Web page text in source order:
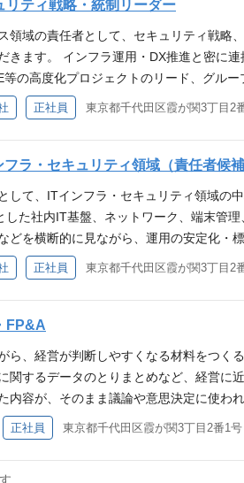
が可能です。 求める人物像 ・事業と資
・社内外の関係者と円滑にコミュニケー
経営に近いポジションで価値創出に関
固定観念に固執せず、柔軟性と行動力を
事業計画、財務モデル、KPI構築の経験
レーションに携わった経験 求める人物
高い方 ・海外のフィールドで飛躍的な成
ジは「変化を起こす側へ、回れ。」 変
リティ戦略・統制リーダー
領域の責任者として、セキュリティ戦略
きます。 インフラ運用・DX推進と密に
の高度化プロジェクトのリード、グル
ガバナンスの全体方針、ロードマップ
メント結果を踏まえた改善計画の策定、
の推進（要件定義、ベンダー選定、設
ュー、委任設計） ・ログ／監視、インシ
クラウド利用、委託先管理、例外承認）
運用ルール、証跡） ・セキュリティレビ
セス） ・（将来的に）セキュリティ／
してのフル体制ではなく、インフラ運用
ナレッジ）、IT資産管理（ITAM） ・ク
りません。統制設計と実行推進力を重
、セキュリティ／ガバナンスの課題を棚
施策（権限／ログ／規程／インシデント
進し、運用設計・定着までリード。グ
展開し、必要に応じて専任チーム化（採
経験 ・情報セキュリティ／ガバナンス
正社員 東京都千代田区霞が関3丁目2
ラ・セキュリティ領域（責任者候補
して、ITインフラ・セキュリティ領域の
た社内IT基盤、ネットワーク、端末管
どを横断的に見ながら、運用の安定化・
制の整備、外部パートナーとの連携、グ
担当となりますが、本ポジションには、
ます。 業務内容 1. ITインフラ・社内IT
改善 ・ネットワーク、拠点IT、端末管理
KPI / SLA管理 ・サービスデスク、IT運
ィ強化施策の企画、推進 ・ID管理、権
性管理、インシデント対応体制の整備
ュリティチェック、委託先管理、外部共
、ID統制、ログ監視等の高度化施策
正社員 東京都千代田区霞が関3丁目2
FP&A
ら、経営が判断しやすくなる材料をつく
関するデータのとりまとめなど、経営に
内容が、そのまま議論や意思決定に使
ます。 ① 経営管理・経営計画サポート
KPI（ROE、ROIC、CFなど）の作成 ・
捗管理 ※最初からすべてできる必要は
正社員 東京都千代田区霞が関3丁目2番1